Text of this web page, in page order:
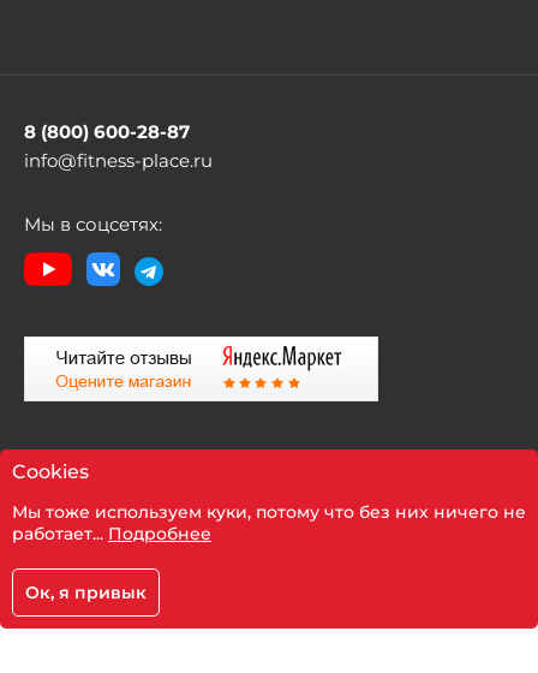
Каталог
8 (800) 600-28-87
info@fitness-place.ru
Мы в соцсетях:
2026 © Fitness-Place.Ru
Политика компании в отношении обработки
Cookies
Мы тоже используем куки, потому что без них ничего не
работает... Подробнее
Ок, я привык